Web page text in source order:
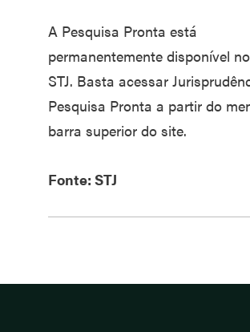
A Pesquisa Pronta está
permanentemente disponível
STJ. Basta acessar
Pesquisa Pronta a partir do
barra superior do site.
Fonte: STJ